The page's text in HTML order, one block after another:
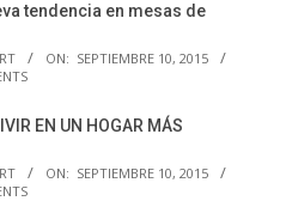
tendencia en mesas de
ON: SEPTIEMBRE 10, 2015
EN UN HOGAR MÁS
ON: SEPTIEMBRE 10, 2015